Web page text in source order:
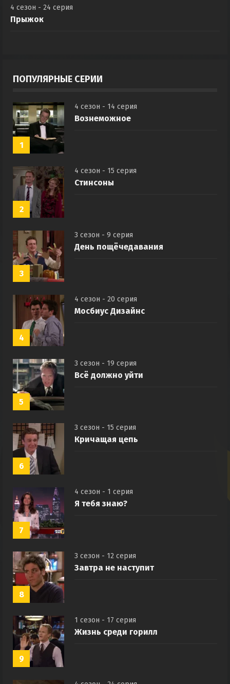
4 сезон - 24 серия
Прыжок
ПОПУЛЯРНЫЕ СЕРИИ
1
4 сезон - 14 серия
Вознеможное
2
4 сезон - 15 серия
Стинсоны
3
3 сезон - 9 серия
День пощёчедавания
4
4 сезон - 20 серия
Мосбиус Дизайнс
5
3 сезон - 19 серия
Всё должно уйти
6
3 сезон - 15 серия
Кричащая цепь
7
4 сезон - 1 серия
Я тебя знаю?
8
3 сезон - 12 серия
Завтра не наступит
9
1 сезон - 17 серия
Жизнь среди горилл